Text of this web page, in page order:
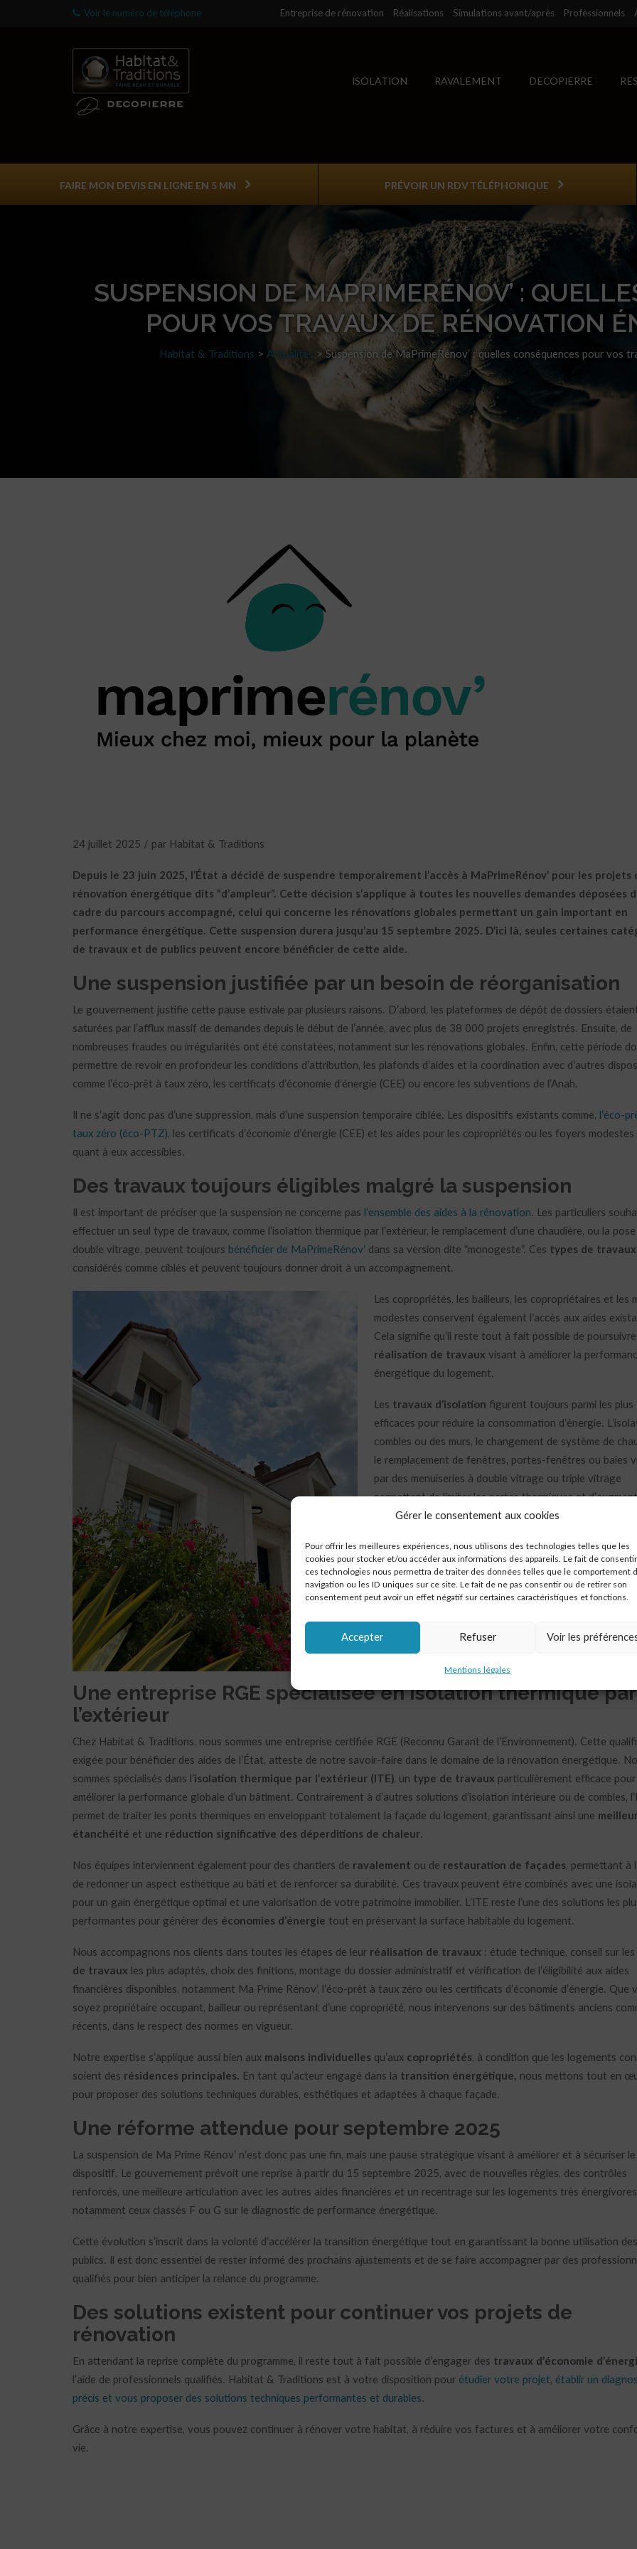
Gérer le consentement aux cookies
Pour offrir les meilleures expériences, nous utilisons des technologies telles que les
cookies pour stocker et/ou accéder aux informations des appareils. Le fait de consentir
ces technologies nous permettra de traiter des données telles que le comportement
navigation ou les ID uniques sur ce site. Le fait de ne pas consentir ou de retirer son
consentement peut avoir un effet négatif sur certaines caractéristiques et fonctions.
Accepter Refuser Voir les
Mentions légales
Voir le numéro de téléphone Entreprise de rénovation Réalisations Simulations avant/après Professionnels
ISOLATION RAVALEMENT DECOPIERRE
FAIRE MON DEVIS EN LIGNE EN 5 MN PRÉVOIR UN RDV TÉLÉPHONIQUE
SUSPENSION DE MAPRIMERÉNOV’ :
POUR VOS TRAVAUX DE RÉNOVATION
Habitat & Traditions > Actualités > Suspension de MaPrimeRénov’ : quelles conséquences pour vos
24 juillet 2025 / par Habitat & Traditions
Depuis le 23 juin 2025, l’État a décidé de suspendre temporairement l’accès à MaPrimeRénov’ pour les projets
rénovation énergétique dits “d’ampleur”. Cette décision s’applique à toutes les nouvelles demandes déposées
cadre du parcours accompagné, celui qui concerne les rénovations globales permettant un gain important en
performance énergétique. Cette suspension durera jusqu’au 15 septembre 2025. D’ici là, seules certaines
de travaux et de publics peuvent encore bénéficier de cette aide.
Une suspension justifiée par un besoin de réorganisation
Le gouvernement justifie cette pause estivale par plusieurs raisons. D’abord, les plateformes de dépôt de dossiers
saturées par l’afflux massif de demandes depuis le début de l’année, avec plus de 38 000 projets enregistrés. Ensuite, de
nombreuses fraudes ou irrégularités ont été constatées, notamment sur les rénovations globales. Enfin, cette période
permettre de revoir en profondeur les conditions d’attribution, les plafonds d’aides et la coordination avec d’autres
comme l’éco-prêt à taux zéro, les certificats d’économie d’énergie (CEE) ou encore les subventions de l’Anah.
Il ne s’agit donc pas d’une suppression, mais d’une suspension temporaire ciblée. Les dispositifs existants comme, l’éco-
taux zéro (éco-PTZ), les certificats d’économie d’énergie (CEE) et les aides pour les copropriétés ou les foyers
quant à eux accessibles.
Des travaux toujours éligibles malgré la suspension
Il est important de préciser que la suspension ne concerne pas l’ensemble des aides à la rénovation. Les particuliers
effectuer un seul type de travaux, comme l’isolation thermique par l’extérieur, le remplacement d’une chaudière, ou la pose
double vitrage, peuvent toujours bénéficier de MaPrimeRénov’ dans sa version dite “monogeste”. Ces types de travaux
considérés comme ciblés et peuvent toujours donner droit à un accompagnement.
Les copropriétés, les bailleurs, les copropriétaires et les
modestes conservent également l’accès aux aides
Cela signifie qu’il reste tout à fait possible de poursuivre
réalisation de travaux visant à améliorer la
énergétique du logement.
Les travaux d’isolation figurent toujours parmi les plus
efficaces pour réduire la consommation d’énergie.
combles ou des murs, le changement de système de
le remplacement de fenêtres, portes-fenêtres ou baies
par des menuiseries à double vitrage ou triple vitrage
permettent de limiter les pertes thermiques et
confort intérieur. Ce sont autant de leviers pour générer
concrètes sur les factures de
Ces travaux restent également cumulables avec d’autres
financières, comme le prêt à taux zéro ou l’éco-PTZ, sous
réserve de respecter les critères d’éligibilité.
Une entreprise RGE spécialisée en isolation thermique par
l’extérieur
Chez Habitat & Traditions, nous sommes une entreprise certifiée RGE (Reconnu Garant de l’Environnement). Cette
exigée pour bénéficier des aides de l’État, atteste de notre savoir-faire dans le domaine de la rénovation énergétique.
sommes spécialisés dans l’isolation thermique par l’extérieur (ITE), un type de travaux particulièrement efficace pour
améliorer la performance globale d’un bâtiment. Contrairement à d’autres solutions d’isolation intérieure ou de combles,
permet de traiter les ponts thermiques en enveloppant totalement la façade du logement, garantissant ainsi une
étanchéité et une réduction significative des déperditions de chaleur.
Nos équipes interviennent également pour des chantiers de ravalement ou de restauration de façades, permettant à
de redonner un aspect esthétique au bâti et de renforcer sa durabilité. Ces travaux peuvent être combinés avec une
pour un gain énergétique optimal et une valorisation de votre patrimoine immobilier. L’ITE reste l’une des solutions les
performantes pour générer des économies d’énergie tout en préservant la surface habitable du logement.
Nous accompagnons nos clients dans toutes les étapes de leur réalisation de travaux : étude technique, conseil sur les
de travaux les plus adaptés, choix des finitions, montage du dossier administratif et vérification de l’éligibilité aux aides
financières disponibles, notamment Ma Prime Rénov’, l’éco-prêt à taux zéro ou les certificats d’économie d’énergie. Que
soyez propriétaire occupant, bailleur ou représentant d’une copropriété, nous intervenons sur des bâtiments anciens
récents, dans le respect des normes en vigueur.
Notre expertise s’applique aussi bien aux maisons individuelles qu’aux copropriétés, à condition que les logements
soient des résidences principales. En tant qu’acteur engagé dans la transition énergétique, nous mettons tout en
pour proposer des solutions techniques durables, esthétiques et adaptées à chaque façade.
Une réforme attendue pour septembre 2025
La suspension de Ma Prime Rénov’ n’est donc pas une fin, mais une pause stratégique visant à améliorer et à sécuriser le
dispositif. Le gouvernement prévoit une reprise à partir du 15 septembre 2025, avec de nouvelles règles, des contrôles
renforcés, une meilleure articulation avec les autres aides financières et un recentrage sur les logements très
notamment ceux classés F ou G sur le diagnostic de performance énergétique.
Cette évolution s’inscrit dans la volonté d’accélérer la transition énergétique tout en garantissant la bonne utilisation
publics. Il est donc essentiel de rester informé des prochains ajustements et de se faire accompagner par des
qualifiés pour bien anticiper la relance du programme.
Des solutions existent pour continuer vos projets de
rénovation
En attendant la reprise complète du programme, il reste tout à fait possible d’engager des travaux d’économie
l’aide de professionnels qualifiés. Habitat & Traditions est à votre disposition pour étudier votre projet, établir un
précis et vous proposer des solutions techniques performantes et durables.
Grâce à notre expertise, vous pouvez continuer à rénover votre habitat, à réduire vos factures et à améliorer votre
vie.